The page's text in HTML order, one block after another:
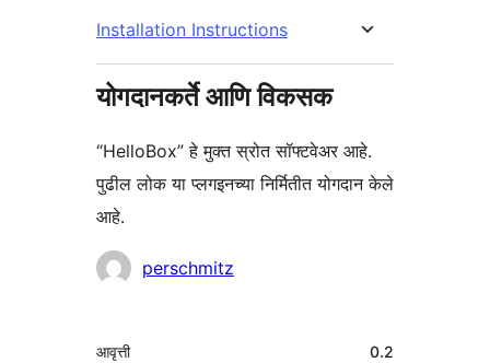
Installation Instructions
योगदानकर्ते आणि विकसक
“HelloBox” हे मुक्त स्रोत सॉफ्टवेअर आहे.
पुढील लोक या प्लगइनच्या निर्मितीत योगदान केले
आहे.
योगदानकर्तेperschmitz
मेटा
आवृत्ती 0.2